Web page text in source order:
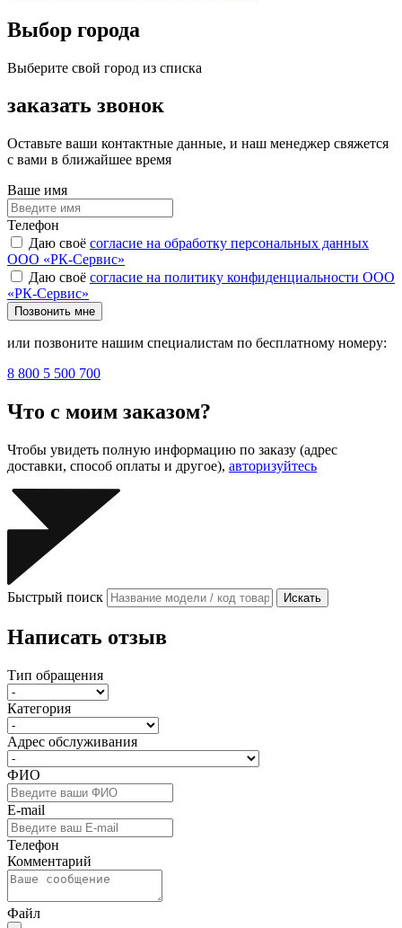
Выбор города
Выберите свой город из списка
заказать звонок
Оставьте ваши контактные данные, и наш менеджер свяжется
с вами в ближайшее время
Ваше имя
Телефон
Даю своё согласие на обработку персональных данных
ООО «РК-Сервис»
Даю своё согласие на политику конфиденциальности ООО
«РК-Сервис»
Позвонить мне
или позвоните нашим специалистам по бесплатному номеру:
8 800 5 500 700
Что с моим заказом?
Чтобы увидеть полную информацию по заказу (адрес
доставки, способ оплаты и другое), авторизуйтесь
Быстрый поиск Искать
Написать отзыв
Тип обращения
Категория
Адрес обслуживания
ФИО
E-mail
Телефон
Комментарий
Файл